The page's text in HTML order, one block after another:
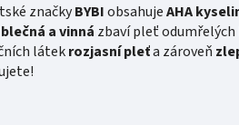
značkyBYBIobsahujeAHA
a vinná zbaví pleť odumřelých
látekrozjasní pleťa zároveň